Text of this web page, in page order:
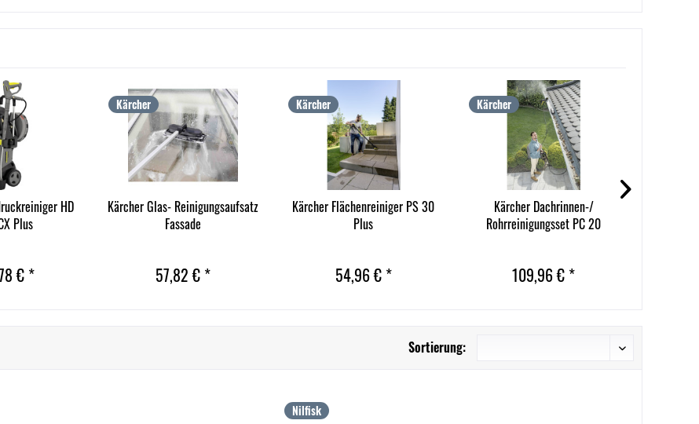
HD
Plus
€ *
Kärcher
Kärcher Glas- Reinigungsaufsatz
Fassade
57,82 € *
Kärcher
Kärcher Flächenreiniger PS 30
Plus
54,96 € *
Kärcher
Kärcher Dachrinnen-/
Rohrreinigungsset PC 20
109,96 € *
Sortierung:
Nilfisk